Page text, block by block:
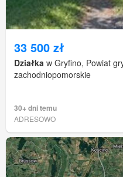
33 500 zł
Działka w Gryfino, Powiat
zachodniopomorskie
30+ dni temu
ADRESOWO